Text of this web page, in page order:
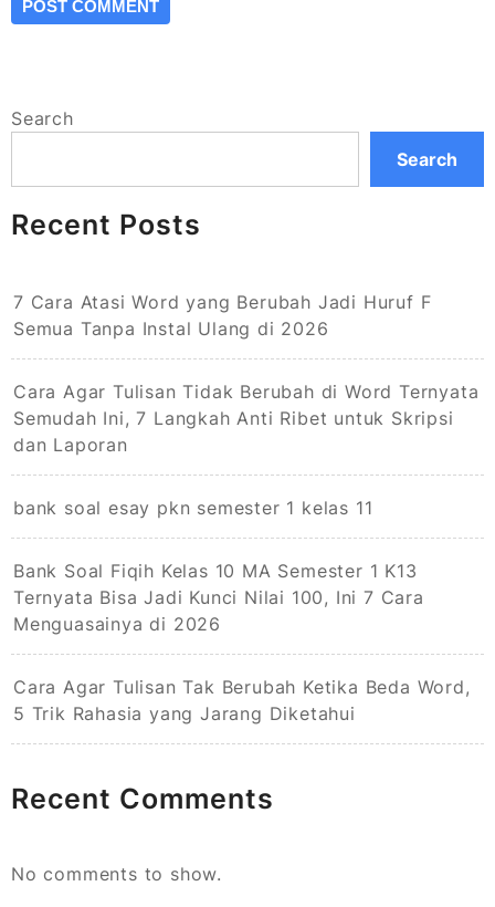
Search
Search
Recent Posts
7 Cara Atasi Word yang Berubah Jadi Huruf F
Semua Tanpa Instal Ulang di 2026
Cara Agar Tulisan Tidak Berubah di Word Ternyata
Semudah Ini, 7 Langkah Anti Ribet untuk Skripsi
dan Laporan
bank soal esay pkn semester 1 kelas 11
Bank Soal Fiqih Kelas 10 MA Semester 1 K13
Ternyata Bisa Jadi Kunci Nilai 100, Ini 7 Cara
Menguasainya di 2026
Cara Agar Tulisan Tak Berubah Ketika Beda Word,
5 Trik Rahasia yang Jarang Diketahui
Recent Comments
No comments to show.